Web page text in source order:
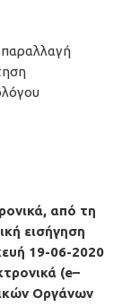
από τη
εισήγηση
19-06-2020
(e–
Οργάνων